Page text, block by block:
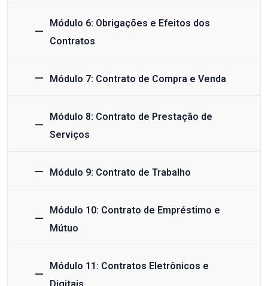
Módulo 6: Obrigações e Efeitos dos
Contratos
Módulo 7: Contrato de Compra e Venda
Módulo 8: Contrato de Prestação de
Serviços
Módulo 9: Contrato de Trabalho
Módulo 10: Contrato de Empréstimo e
Mútuo
Módulo 11: Contratos Eletrônicos e
Digitais